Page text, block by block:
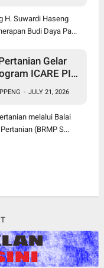
H. Suwardi Haseng
Budi Daya Pa...
Gelar
ICARE PIU
- JULY 21, 2026
melalui Balai
(BRMP S...